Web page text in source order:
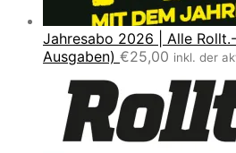
Jahresabo 2026 | Alle
Ausgaben) €25,00 inkl. der